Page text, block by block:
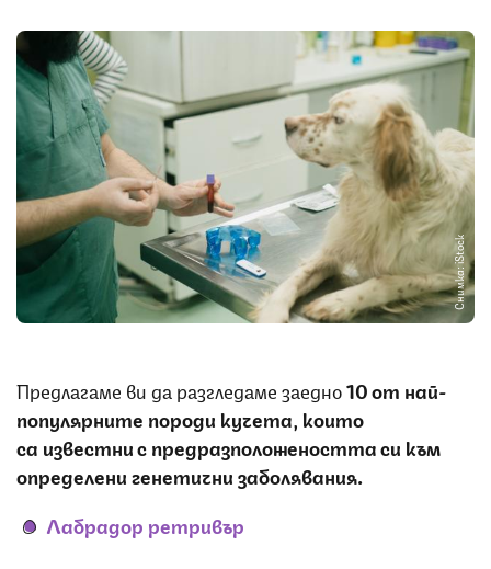
Снимка: iStock
Предлагаме ви да разгледаме заедно10 от най-
популярните породи кучета, които
са известни с предразположеността си към
определени генетични заболявания.
Лабрадор ретривър